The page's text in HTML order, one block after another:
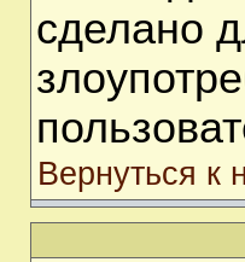
сделано
Вернуться к